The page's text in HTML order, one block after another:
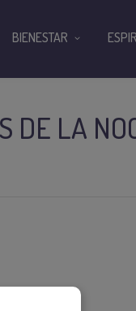
DE LA
BIENESTAR